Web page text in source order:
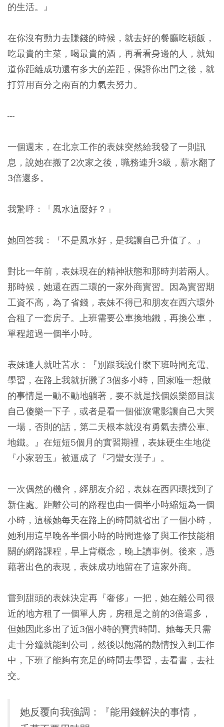
的生活。』
在你沒有動力去賺錢的時候，就去好的餐廳吃頓飯，
吃最貴的主菜，喝最貴的酒，再看看身邊的人，就知
道你距離成功還有多大的差距，保證你出門之後，就
打算用百分之兩百的力氣去努力。
---
一個週末，在北京工作的表妹突然給我發了一則訊
息，說她在搬了2次家之後，職務連升3級，薪水翻了
3倍還多。
我驚呼：「風水這麼好？」
她回答我：『不是風水好，是我讓自己升值了。』
對比一年前，表妹現在的精神狀態和那時判若兩人。
那時候，她還在西二環的一家外商實習。因為實習期
工資不高，為了省錢，表妹不得已和朋友在西六環外
合租了一套房子。上班需要公車換地鐵，再換公車，
單程超過一個半小時。
表妹逢人就吐苦水：『別跟我說什麼下班時間充電、
學習，在路上我就折騰了3個多小時，回家唯一想做
的事情是一動不動地躺著，要不就是找個娛樂節目讓
自己傻樂一下子，或者是看一個催淚電影讓自己大哭
一場，否則的話，第二天根本就沒有勇氣去擠公車、
地鐵。』在短短5個月的實習期裡，表妹硬生生地從
『小家碧玉』被逼成了『刁蠻女漢子』。
一次偶然的機會，經朋友介紹，表妹在西四環找到了
新住處。距離公司的路程也由一個半小時縮短為一個
小時，這樣她每天在路上的時間就省出了一個小時，
她利用這早晚各半個小時的時間進修了與工作技能相
關的網路課程，早上背概念，晚上讀事例。後來，憑
藉著出色的表現，表妹成功地留在了這家外商。
嘗到甜頭的表妹決定再『奢侈』一把，她在離公司很
近的地方租了一個單人房，房租是之前的3倍還多，
但她因此多出了近3個小時的寶貴時間。她每天只需
走十分鐘就能到公司，然後以飽滿的熱情投入到工作
中，下班了能夠有充足的時間去學習，去看書，去社
交。
她反覆向我強調：『能用錢解決的事情，